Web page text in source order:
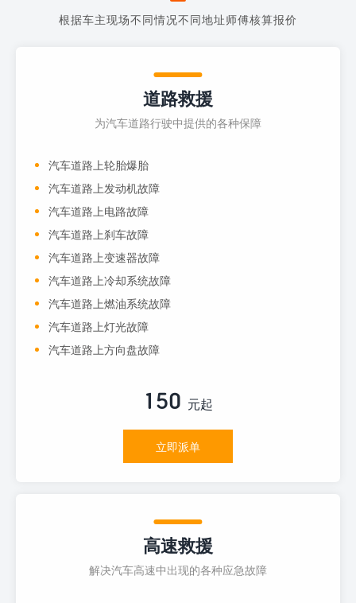
根据车主现场不同情况不同地址师傅核算报价
道路救援
为汽车道路行驶中提供的各种保障
汽车道路上轮胎爆胎
汽车道路上发动机故障
汽车道路上电路故障
汽车道路上刹车故障
汽车道路上变速器故障
汽车道路上冷却系统故障
汽车道路上燃油系统故障
汽车道路上灯光故障
汽车道路上方向盘故障
150 元起
立即派单
高速救援
解决汽车高速中出现的各种应急故障